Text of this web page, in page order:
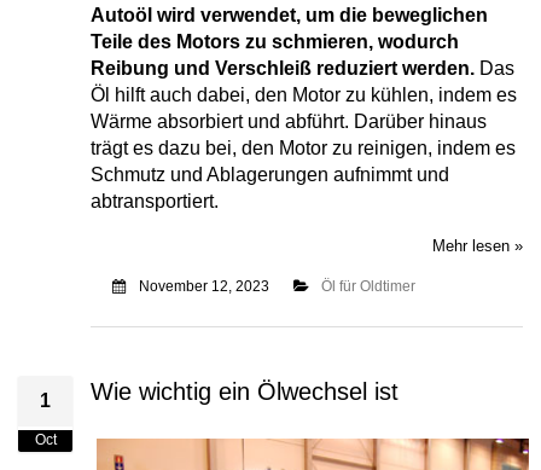
Autoöl wird verwendet, um die beweglichen
Teile des Motors zu schmieren, wodurch
Reibung und Verschleiß reduziert werden. Das
Öl hilft auch dabei, den Motor zu kühlen, indem es
Wärme absorbiert und abführt. Darüber hinaus
trägt es dazu bei, den Motor zu reinigen, indem es
Schmutz und Ablagerungen aufnimmt und
abtransportiert.
Mehr lesen »
November 12, 2023 Öl für Oldtimer
1
Oct
Wie wichtig ein Ölwechsel ist